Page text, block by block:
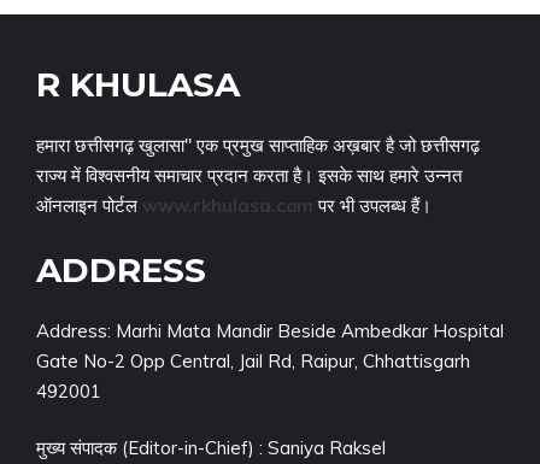
R KHULASA
हमारा छत्तीसगढ़ खुलासा" एक प्रमुख साप्ताहिक अख़बार है जो छत्तीसगढ़
राज्य में विश्वसनीय समाचार प्रदान करता है। इसके साथ हमारे उन्नत
ऑनलाइन पोर्टल www.rkhulasa.com पर भी उपलब्ध हैं।
ADDRESS
Address: Marhi Mata Mandir Beside Ambedkar Hospital
Gate No-2 Opp Central, Jail Rd, Raipur, Chhattisgarh
492001
मुख्य संपादक (Editor-in-Chief) : Saniya Raksel